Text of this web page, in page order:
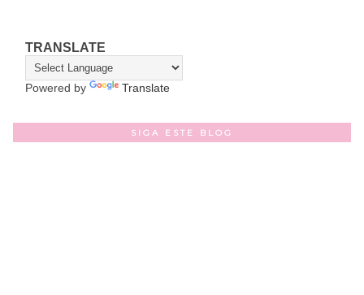
TRANSLATE
Powered by Translate
SIGA ESTE BLOG